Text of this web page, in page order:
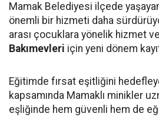
Mamak Belediyesi ilçede
önemli bir hizmeti daha
arası çocuklara yönelik hizmet
Bakımevleri için yeni dönem
Eğitimde fırsat eşitliğini
kapsamında Mamaklı minikler
eşliğinde hem güvenli hem de